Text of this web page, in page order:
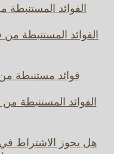
الفوائد المستنبطة
الفوائد المستنبطة
فوائد مستنبطة
الفوائد المستنبطة
هل يجوز الاشتراط